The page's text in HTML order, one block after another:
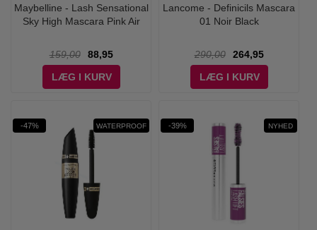
Maybelline - Lash Sensational
Sky High Mascara Pink Air
159,00
88,95
LÆG I KURV
Lancome - Definicils Mascara
01 Noir Black
290,00
264,95
LÆG I KURV
-47% WATERPROOF -39% NYHED